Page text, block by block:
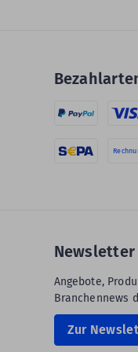
Newsletter
Angebote,
Branchennews
Zur